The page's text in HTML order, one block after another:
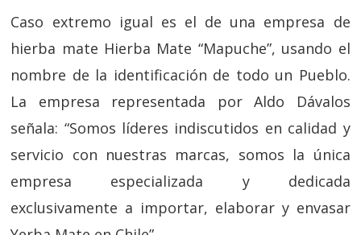
Caso extremo igual es el de una empresa de
hierba mate Hierba Mate “Mapuche”, usando el
nombre de la identificación de todo un Pueblo.
La empresa representada por Aldo Dávalos
señala: “Somos líderes indiscutidos en calidad y
servicio con nuestras marcas, somos la única
empresa especializada y dedicada
exclusivamente a importar, elaborar y envasar